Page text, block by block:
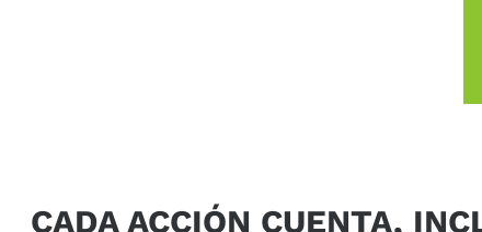
CADA ACCIÓN CUENTA,